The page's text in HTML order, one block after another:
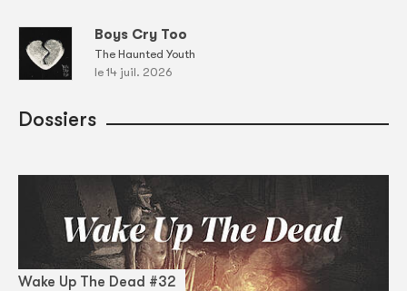
Boys Cry Too
The Haunted Youth
le 14 juil. 2026
Dossiers
Wake Up The Dead #32